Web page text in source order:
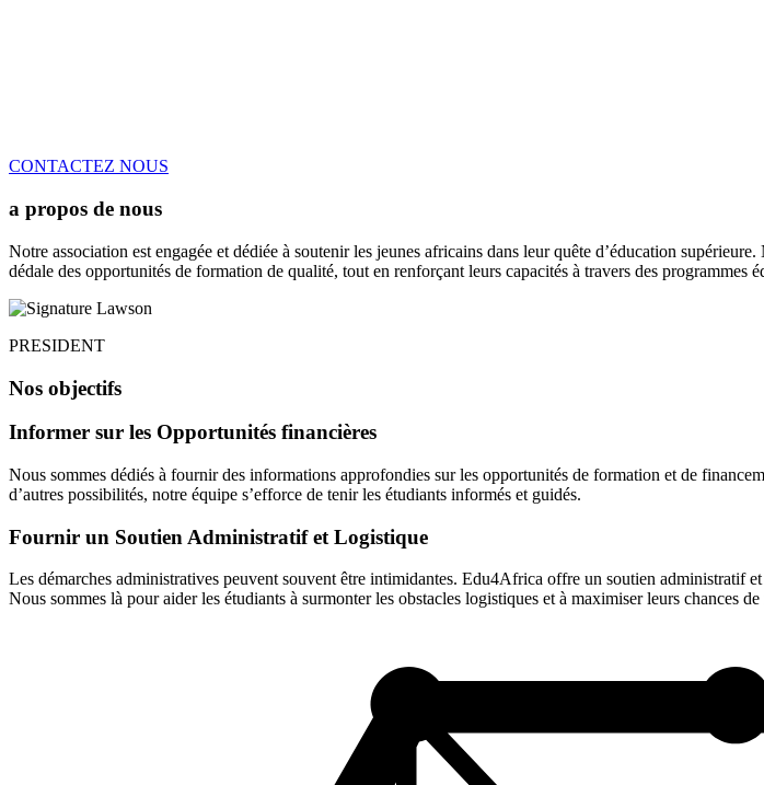
CONTACTEZ NOUS
a propos de nous
Notre association est engagée et dédiée à soutenir les jeunes africains dans leur quête d’éducation
dédale des opportunités de formation de qualité, tout en renforçant leurs capacités à travers des programmes
PRESIDENT
Nos objectifs
Informer sur les Opportunités financières
Nous sommes dédiés à fournir des informations approfondies sur les opportunités de formation et de
d’autres possibilités, notre équipe s’efforce de tenir les étudiants informés et guidés.
Fournir un Soutien Administratif et Logistique
Les démarches administratives peuvent souvent être intimidantes. Edu4Africa offre un soutien administratif
Nous sommes là pour aider les étudiants à surmonter les obstacles logistiques et à maximiser leurs chances de